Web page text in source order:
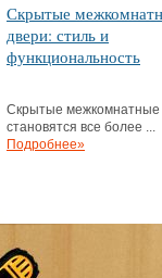
Скрытые
двери: стиль и
функциональность
Скрытые межкомнатные
становятся все более ...
Подробнее»